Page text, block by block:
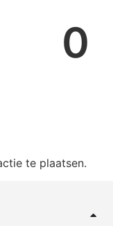
0
te plaatsen.